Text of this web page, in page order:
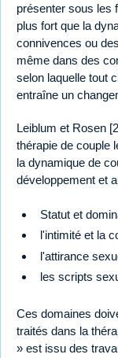
présenter sous les
plus fort que la
connivences ou
même dans des
selon laquelle tout
entraîne un
Leiblum et Rosen
thérapie de couple
la dynamique de
développement et
Statut et
l'intimité et la
l'attirance
les scripts
Ces domaines
traités dans la
» est issu des